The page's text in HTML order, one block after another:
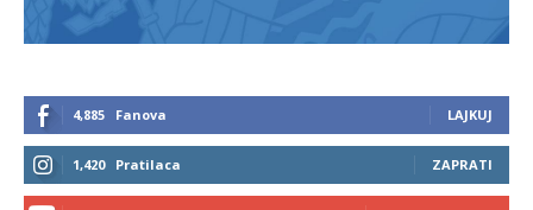
4,885 Fanova LAJKUJ
1,420 Pratilaca ZAPRATI